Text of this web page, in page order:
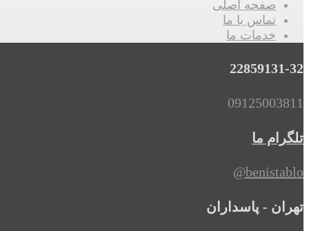
صفحه اصلی
تماس با ما
خدمات ما
22859131-32
09125003811
تلگرام ما
benistablo@
تهران - پاسداران